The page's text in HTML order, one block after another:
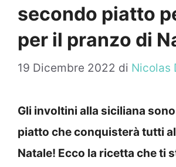
secondo piatto
per il pranzo di
19 Dicembre 2022 di Nicolas
Gli involtini alla siciliana
piatto che conquisterà tutti
Natale! Ecco la ricetta che ti